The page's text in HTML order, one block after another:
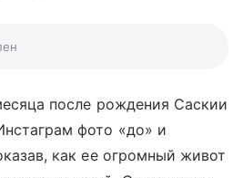
после рождения Саскии
фото «до» и
как ее огромный живот